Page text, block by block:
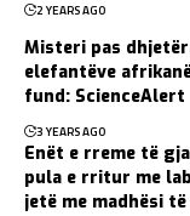
2 YEARS AGO
Misteri pas
elefantëve
fund: ScienceAlert
3 YEARS AGO
Enët e rreme të
pula e rritur me
jetë me madhësi